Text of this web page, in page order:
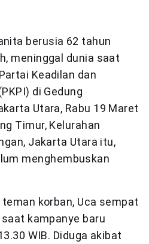
berusia 62 tahun
meninggal dunia saat
Keadilan dan
di Gedung
Utara, Rabu 19 Maret
Timur, Kelurahan
Jakarta Utara itu,
menghembuskan
korban, Uca sempat
kampanye baru
WIB. Diduga akibat